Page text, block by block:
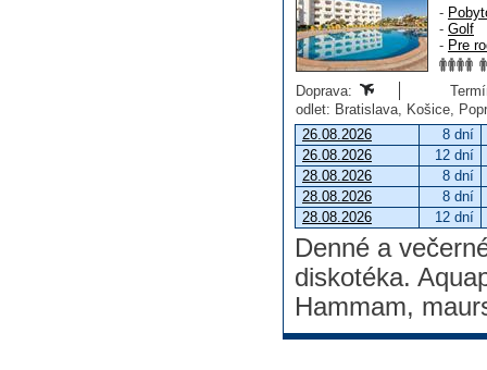
-
- Golf
- Pre
Doprava:
odlet: Bratislava, Košice,
26.08.2026
8 dní
26.08.2026
12 dní
28.08.2026
8 dní
28.08.2026
8 dní
28.08.2026
12 dní
Denné a
diskotéka.
Hammam,